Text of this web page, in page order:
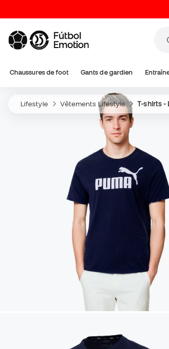
Chaussures de foot Gants de gardien
Lifestyle Vêtements Lifestyle T-shirts -